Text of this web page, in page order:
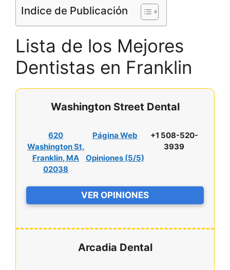
Indice de Publicación
Lista de los Mejores
Dentistas en Franklin
Washington Street Dental
620
Washington St,
Franklin, MA
02038
Página Web
Opiniones (5/5)
+1 508-520-
3939
VER OPINIONES
Arcadia Dental